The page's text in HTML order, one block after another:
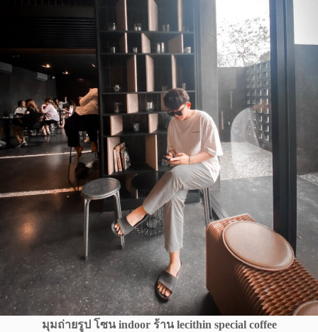
มุมถ่ายรูป โซน indoor ร้าน lecithin special coffee